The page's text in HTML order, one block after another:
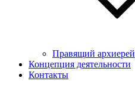
Правящий архиерей
Концепция деятельности
Контакты